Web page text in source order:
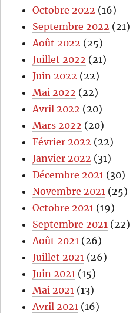
Octobre 2022 (16)
Septembre 2022 (21)
Août 2022 (25)
Juillet 2022 (21)
Juin 2022 (22)
Mai 2022 (22)
Avril 2022 (20)
Mars 2022 (20)
Février 2022 (22)
Janvier 2022 (31)
Décembre 2021 (30)
Novembre 2021 (25)
Octobre 2021 (19)
Septembre 2021 (22)
Août 2021 (26)
Juillet 2021 (26)
Juin 2021 (15)
Mai 2021 (13)
Avril 2021 (16)